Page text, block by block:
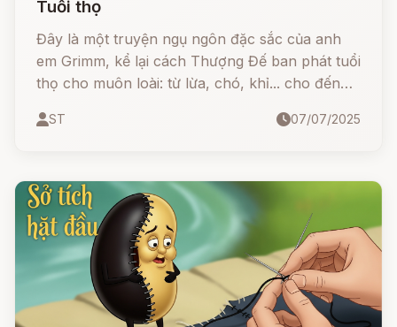
Tuổi thọ
Đây là một truyện ngụ ngôn đặc sắc của anh
em Grimm, kể lại cách Thượng Đế ban phát tuổi
thọ cho muôn loài: từ lừa, chó, khỉ... cho đến
người lại là... sự cộng dồn của những năm lừa
ST 07/07/2025